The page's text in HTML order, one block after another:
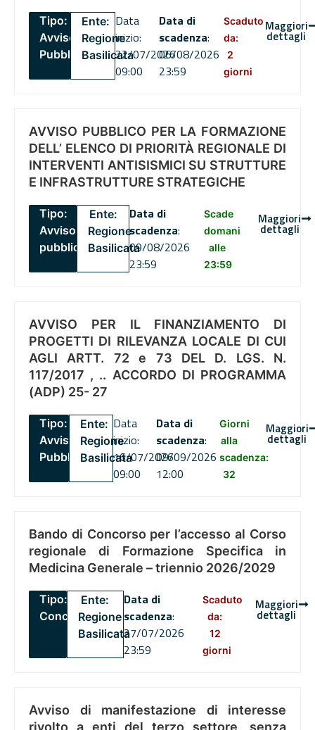
Tipo:
Avviso
Pubblico
Ente:
Regione
Basilicata
Data
inizio:
22/07/2026
09:00
Data di
scadenza:
06/08/2026
23:59
Scaduto
da:
2
giorni
Maggiori
dettagli
AVVISO PUBBLICO PER LA FORMAZIONE
DELL’ ELENCO DI PRIORITÀ REGIONALE DI
INTERVENTI ANTISISMICI SU STRUTTURE
E INFRASTRUTTURE STRATEGICHE
Tipo:
Avviso
pubblico
Ente:
Regione
Basilicata
Data di
scadenza:
09/08/2026
23:59
Scade
domani
alle
23:59
Maggiori
dettagli
AVVISO PER IL FINANZIAMENTO DI
PROGETTI DI RILEVANZA LOCALE DI CUI
AGLI ARTT. 72 e 73 DEL D. LGS. N.
117/2017 , .. ACCORDO DI PROGRAMMA
(ADP) 25- 27
Tipo:
Avviso
Pubblico
Ente:
Regione
Basilicata
Data
inizio:
16/07/2026
09:00
Data di
scadenza:
09/09/2026
12:00
Giorni
alla
scadenza:
32
Maggiori
dettagli
Bando di Concorso per l’accesso al Corso
regionale di Formazione Specifica in
Medicina Generale – triennio 2026/2029
Tipo:
Concorsi
Ente:
Regione
Basilicata
Data di
scadenza:
27/07/2026
23:59
Scaduto
da:
12
giorni
Maggiori
dettagli
Avviso di manifestazione di interesse
rivolto a enti del terzo settore, senza